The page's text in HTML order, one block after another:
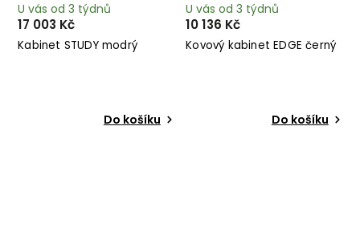
Kabinet STUDY modrý
U vás od 3 týdnů
17 003 Kč
Do košíku
Kovový kabinet EDGE černý
U vás od 3 týdnů
10 136 Kč
Do košíku